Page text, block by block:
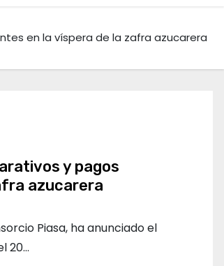
en la víspera de la zafra azucarera
y pagos
azucarera
Piasa, ha anunciado el
20…